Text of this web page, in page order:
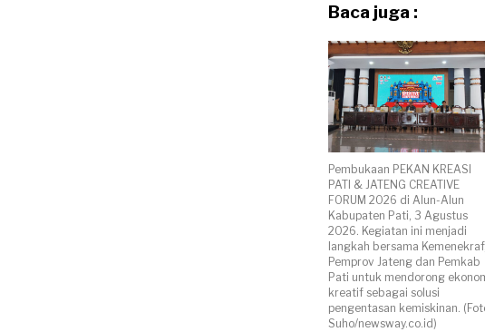
Baca juga :
Pembukaan PEKAN KREASI
PATI & JATENG CREATIVE
FORUM 2026 di Alun-Alun
Kabupaten Pati, 3 Agustus
2026. Kegiatan ini menjadi
langkah bersama Kemenekraf,
Pemprov Jateng dan Pemkab
Pati untuk mendorong
kreatif sebagai solusi
pengentasan kemiskinan.
Suho/newsway.co.id)